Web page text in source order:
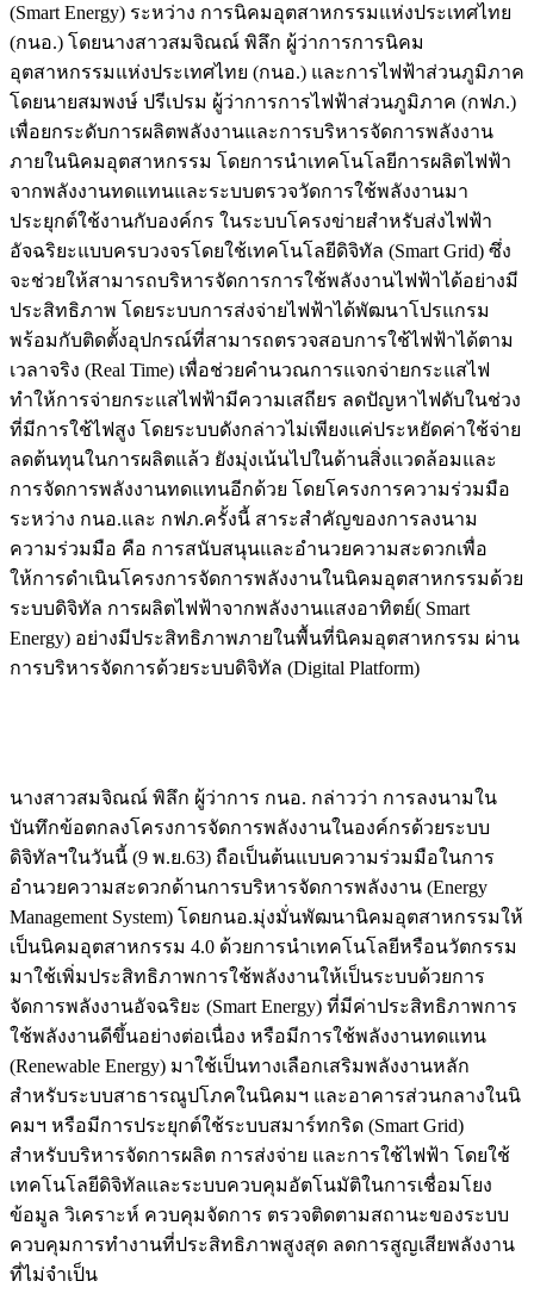
(Smart Energy) ระหว่าง การนิคมอุตสาหกรรมแห่งประเทศไทย
(กนอ.) โดยนางสาวสมจิณณ์ พิลึก ผู้ว่าการการนิคม
อุตสาหกรรมแห่งประเทศไทย (กนอ.) และการไฟฟ้าส่วนภูมิภาค
โดยนายสมพงษ์ ปรีเปรม ผู้ว่าการการไฟฟ้าส่วนภูมิภาค (กฟภ.)
เพื่อยกระดับการผลิตพลังงานและการบริหารจัดการพลังงาน
ภายในนิคมอุตสาหกรรม โดยการนำเทคโนโลยีการผลิตไฟฟ้า
จากพลังงานทดแทนและระบบตรวจวัดการใช้พลังงานมา
ประยุกต์ใช้งานกับองค์กร ในระบบโครงข่ายสำหรับส่งไฟฟ้า
อัจฉริยะแบบครบวงจรโดยใช้เทคโนโลยีดิจิทัล (Smart Grid) ซึ่ง
จะช่วยให้สามารถบริหารจัดการการใช้พลังงานไฟฟ้าได้อย่างมี
ประสิทธิภาพ โดยระบบการส่งจ่ายไฟฟ้าได้พัฒนาโปรแกรม
พร้อมกับติดตั้งอุปกรณ์ที่สามารถตรวจสอบการใช้ไฟฟ้าได้ตาม
เวลาจริง (Real Time) เพื่อช่วยคำนวณการแจกจ่ายกระแสไฟ
ทำให้การจ่ายกระแสไฟฟ้ามีความเสถียร ลดปัญหาไฟดับในช่วง
ที่มีการใช้ไฟสูง โดยระบบดังกล่าวไม่เพียงแค่ประหยัดค่าใช้จ่าย
ลดต้นทุนในการผลิตแล้ว ยังมุ่งเน้นไปในด้านสิ่งแวดล้อมและ
การจัดการพลังงานทดแทนอีกด้วย โดยโครงการความร่วมมือ
ระหว่าง กนอ.และ กฟภ.ครั้งนี้ สาระสำคัญของการลงนาม
ความร่วมมือ คือ การสนับสนุนและอำนวยความสะดวกเพื่อ
ให้การดำเนินโครงการจัดการพลังงานในนิคมอุตสาหกรรมด้วย
ระบบดิจิทัล การผลิตไฟฟ้าจากพลังงานแสงอาทิตย์( Smart
Energy) อย่างมีประสิทธิภาพภายในพื้นที่นิคมอุตสาหกรรม ผ่าน
การบริหารจัดการด้วยระบบดิจิทัล (Digital Platform)
นางสาวสมจิณณ์ พิลึก ผู้ว่าการ กนอ. กล่าวว่า การลงนามใน
บันทึกข้อตกลงโครงการจัดการพลังงานในองค์กรด้วยระบบ
ดิจิทัลฯในวันนี้ (9 พ.ย.63) ถือเป็นต้นแบบความร่วมมือในการ
อำนวยความสะดวกด้านการบริหารจัดการพลังงาน (Energy
Management System) โดยกนอ.มุ่งมั่นพัฒนานิคมอุตสาหกรรมให้
เป็นนิคมอุตสาหกรรม 4.0 ด้วยการนำเทคโนโลยีหรือนวัตกรรม
มาใช้เพิ่มประสิทธิภาพการใช้พลังงานให้เป็นระบบด้วยการ
จัดการพลังงานอัจฉริยะ (Smart Energy) ที่มีค่าประสิทธิภาพการ
ใช้พลังงานดีขึ้นอย่างต่อเนื่อง หรือมีการใช้พลังงานทดแทน
(Renewable Energy) มาใช้เป็นทางเลือกเสริมพลังงานหลัก
สำหรับระบบสาธารณูปโภคในนิคมฯ และอาคารส่วนกลางในนิ
คมฯ หรือมีการประยุกต์ใช้ระบบสมาร์ทกริด (Smart Grid)
สำหรับบริหารจัดการผลิต การส่งจ่าย และการใช้ไฟฟ้า โดยใช้
เทคโนโลยีดิจิทัลและระบบควบคุมอัตโนมัติในการเชื่อมโยง
ข้อมูล วิเคราะห์ ควบคุมจัดการ ตรวจติดตามสถานะของระบบ
ควบคุมการทำงานที่ประสิทธิภาพสูงสุด ลดการสูญเสียพลังงาน
ที่ไม่จำเป็น